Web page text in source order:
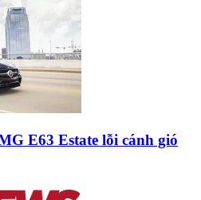
E63 Estate lỗi cánh gió